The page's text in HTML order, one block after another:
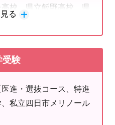
（日）は
ていただきます。
校、県立飯野高校、県
国立鳥羽商船、私立四
る
受験
進・選抜コース、特進
私立四日市メリノール